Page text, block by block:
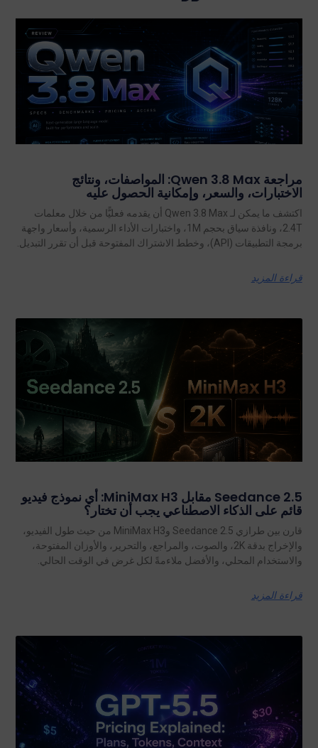
مراجعة Qwen 3.8 Max: المواصفات، ونتائج
الاختبارات، والسعر، وإمكانية الحصول عليه
اكتشف ما يمكن لـ Qwen 3.8 Max أن يقدمه فعليًّا من خلال معلمات
2.4T، ونافذة سياق بحجم 1M، واختبارات الأداء الرسمية، وأسعار واجهة
برمجة التطبيقات (API)، وخطط الاشتراك المفتوحة قبل أن تقرر التبديل.
قراءة المزيد
Seedance 2.5 مقابل MiniMax H3: أي نموذج فيديو
قائم على الذكاء الاصطناعي يجب أن تختار؟
قارن بين طرازي Seedance 2.5 وMiniMax H3 من حيث طول الفيديو،
والإخراج بدقة 2K، والصوت، والمراجع، والتحرير، والأوزان المفتوحة،
والاستخدام المحلي، والأفضل ملاءمةً لكل غرض في الوقت الحالي.
قراءة المزيد